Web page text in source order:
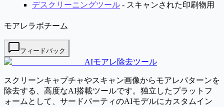
デスクリーニングツール - スキャンされた印刷物用
モアレラボチーム
フィードバック
AIモアレ除去ツール
スクリーンキャプチャやスキャン画像からモアレパターンを
除去する、高度なAI搭載ツールです。独立したプラットフ
ォームとして、サードパーティのAIモデルにカスタムイン